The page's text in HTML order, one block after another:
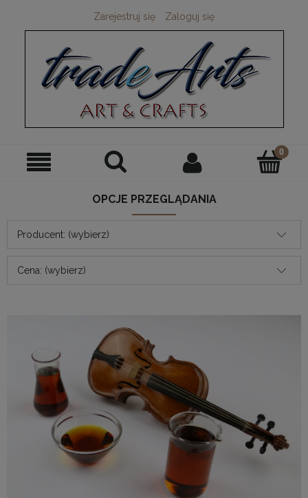
Zarejestruj się Zaloguj się
OPCJE PRZEGLĄDANIA
Producent: (wybierz)
Cena: (wybierz)